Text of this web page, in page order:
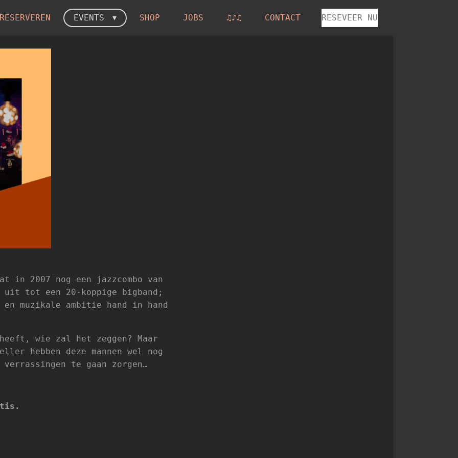
RESERVEREN EVENTS SHOP JOBS ♫♪♫ CONTACT RESEVEER NU
in 2007 nog een jazzcombo van
uit tot een 20-koppige bigband;
muzikale ambitie hand in hand
wie zal het zeggen? Maar
hebben deze mannen wel nog
te gaan zorgen…